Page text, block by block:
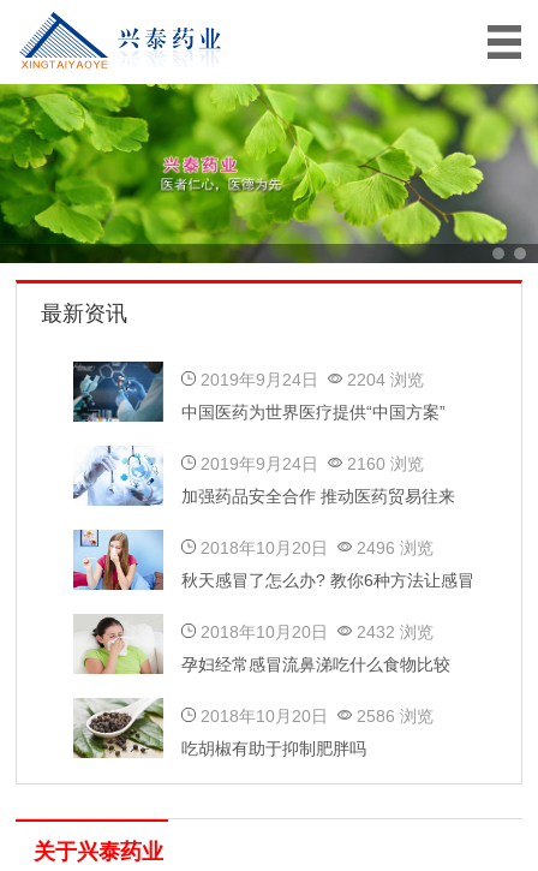
最新资讯
2019年9月24日
2204 浏览
中国医药为世界医疗提供“中国方案”
2019年9月24日
2160 浏览
加强药品安全合作 推动医药贸易往来
2018年10月20日
2496 浏览
秋天感冒了怎么办? 教你6种方法让感冒
2018年10月20日
2432 浏览
孕妇经常感冒流鼻涕吃什么食物比较
2018年10月20日
2586 浏览
吃胡椒有助于抑制肥胖吗
关于兴泰药业